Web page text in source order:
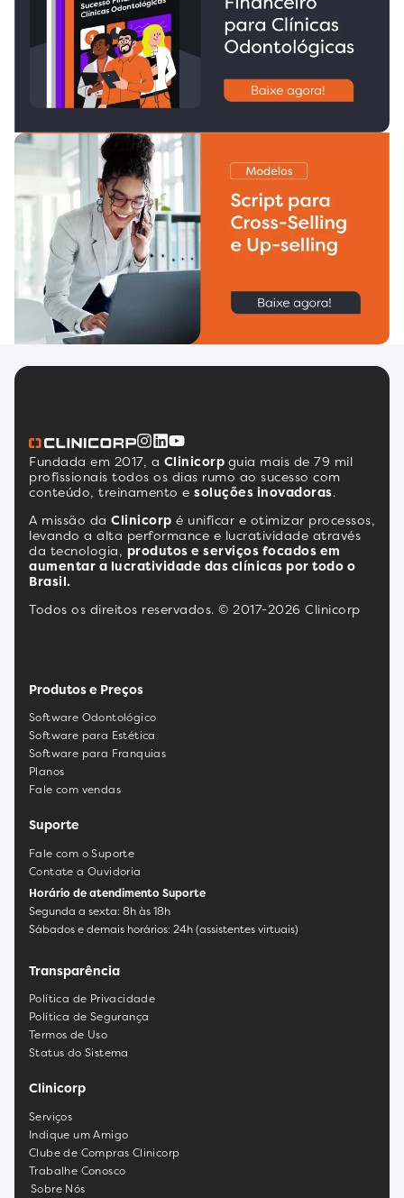
Fundada em 2017, a Clinicorp guia mais de 79 mil
profissionais todos os dias rumo ao sucesso com
conteúdo, treinamento e soluções inovadoras.
A missão da Clinicorp é unificar e otimizar processos,
levando a alta performance e lucratividade através
da tecnologia, produtos e serviços focados em
aumentar a lucratividade das clínicas por todo o
Brasil.
Todos os direitos reservados. © 2017-2026 Clinicorp
Produtos e Preços
Software Odontológico
Software para Estética
Software para Franquias
Planos
Fale com vendas
Suporte
Fale com o Suporte
Contate a Ouvidoria
Horário de atendimento Suporte
Segunda a sexta: 8h às 18h
Sábados e demais horários: 24h (assistentes virtuais)
Transparência
Política de Privacidade
Política de Segurança
Termos de Uso
Status do Sistema
Clinicorp
Serviços
Indique um Amigo
Clube de Compras Clinicorp
Trabalhe Conosco
Sobre Nós